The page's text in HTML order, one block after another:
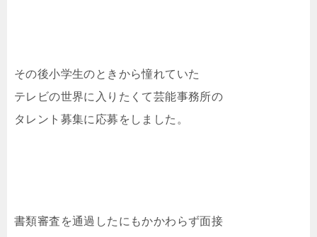
その後小学生のときから憧れていた
テレビの世界に入りたくて芸能事務所の
タレント募集に応募をしました。
書類審査を通過したにもかかわらず面接